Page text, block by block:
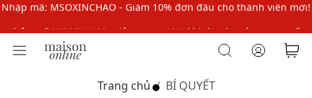
Nhập mã MSOPAY100: giảm ngay 10% khi thanh toán trực tuyến
Nhập mã: MSOXINCHAO - Giảm 10% đơn đầu cho thành viên mới!
Nhập mã: MSOXINCHAO - Giảm 10% đơn đầu cho thành viên mới!
Trang chủ BÍ QUYẾT